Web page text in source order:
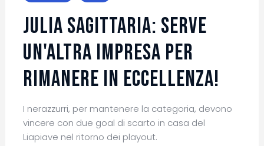
Julia Sagittaria: serve
un'altra impresa per
rimanere in Eccellenza!
I nerazzurri, per mantenere la categoria, devono
vincere con due goal di scarto in casa del
Liapiave nel ritorno dei playout.